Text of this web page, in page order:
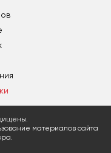
материалов сайта